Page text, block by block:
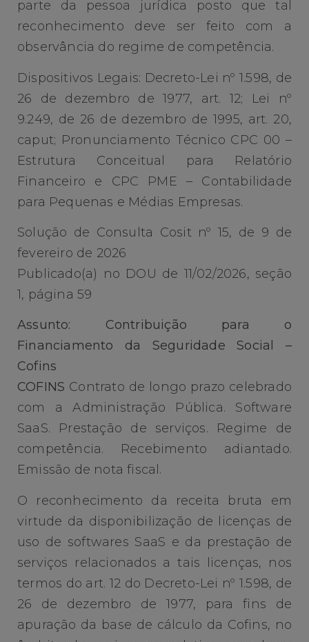
parte da pessoa jurídica posto que tal
reconhecimento deve ser feito com a
observância do regime de competência.
Dispositivos Legais: Decreto-Lei nº 1.598, de
26 de dezembro de 1977, art. 12; Lei nº
9.249, de 26 de dezembro de 1995, art. 20,
caput; Pronunciamento Técnico CPC 00 –
Estrutura Conceitual para Relatório
Financeiro e CPC PME – Contabilidade
para Pequenas e Médias Empresas.
Solução de Consulta Cosit nº 15, de 9 de
fevereiro de 2026
Publicado(a) no DOU de 11/02/2026, seção
1, página 59
Assunto: Contribuição para o
Financiamento da Seguridade Social –
Cofins
COFINS Contrato de longo prazo celebrado
com a Administração Pública. Software
SaaS. Prestação de serviços. Regime de
competência. Recebimento adiantado.
Emissão de nota fiscal.
O reconhecimento da receita bruta em
virtude da disponibilização de licenças de
uso de softwares SaaS e da prestação de
serviços relacionados a tais licenças, nos
termos do art. 12 do Decreto-Lei nº 1.598, de
26 de dezembro de 1977, para fins de
apuração da base de cálculo da Cofins, no